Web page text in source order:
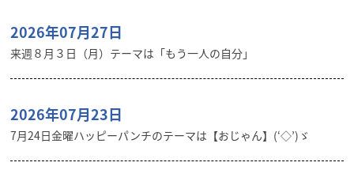
2026年07月27日
来週８月３日（月）テーマは「もう一人の自分」
2026年07月23日
7月24日金曜ハッピーパンチのテーマは【おじゃん】(‘◇’)ゞ